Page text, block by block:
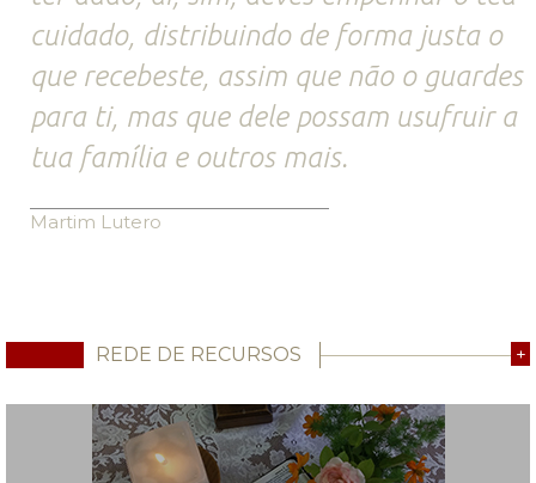
cuidado, distribuindo de forma justa o
que recebeste, assim que não o guardes
para ti, mas que dele possam usufruir a
tua família e outros mais.
Martim Lutero
REDE DE RECURSOS +